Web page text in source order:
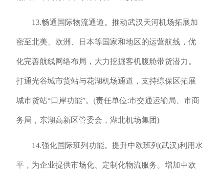
13.畅通国际物流通道。推动武汉天河机场拓展加
密至北美、欧洲、日本等国家和地区的运营航线，优
化完善航线网络布局，大力挖掘客机腹舱带货潜力。
打通光谷城市货站与花湖机场通道，支持综保区拓展
城市货站“口岸功能”。(责任单位:市交通运输局、市商
务局，东湖高新区管委会，湖北机场集团)
14.强化国际班列功能。提升中欧班列(武汉)利用水
平，为企业提供市场化、定制化物流服务。增加中欧